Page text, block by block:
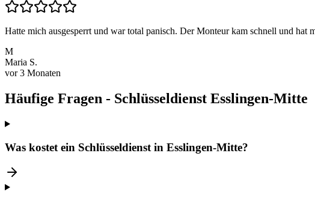
Hatte mich ausgesperrt und war total panisch. Der Monteur kam schnell und hat
M
Maria S.
vor 3 Monaten
Häufige Fragen - Schlüsseldienst Esslingen-Mitte
Was kostet ein Schlüsseldienst in Esslingen-Mitte?